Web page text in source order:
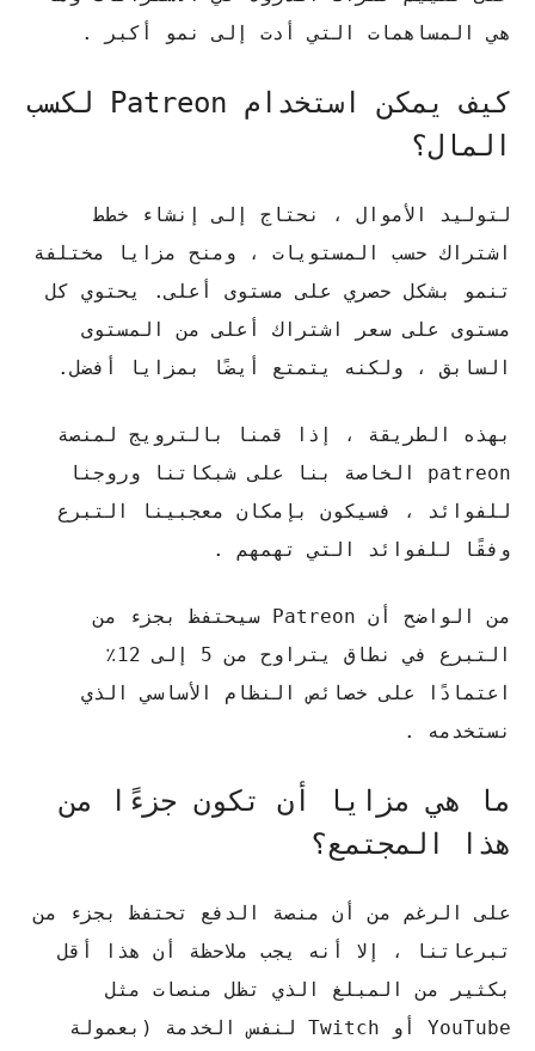
هي المساهمات التي أدت إلى نمو أكبر .
كيف يمكن استخدام Patreon لكسب
المال؟
لتوليد الأموال ، نحتاج إلى إنشاء خطط
اشتراك حسب المستويات ، ومنح مزايا مختلفة
تنمو بشكل حصري على مستوى أعلى. يحتوي كل
مستوى على سعر اشتراك أعلى من المستوى
السابق ، ولكنه يتمتع أيضًا بمزايا أفضل.
بهذه الطريقة ، إذا قمنا بالترويج لمنصة
patreon الخاصة بنا على شبكاتنا وروجنا
للفوائد ، فسيكون بإمكان معجبينا التبرع
وفقًا للفوائد التي تهمهم .
من الواضح أن Patreon سيحتفظ بجزء من
التبرع في نطاق يتراوح من 5 إلى 12٪
اعتمادًا على خصائص النظام الأساسي الذي
نستخدمه .
ما هي مزايا أن تكون جزءًا من
هذا المجتمع؟
على الرغم من أن منصة الدفع تحتفظ بجزء من
تبرعاتنا ، إلا أنه يجب ملاحظة أن هذا أقل
بكثير من المبلغ الذي تظل منصات مثل
YouTube أو Twitch لنفس الخدمة (بعمولة